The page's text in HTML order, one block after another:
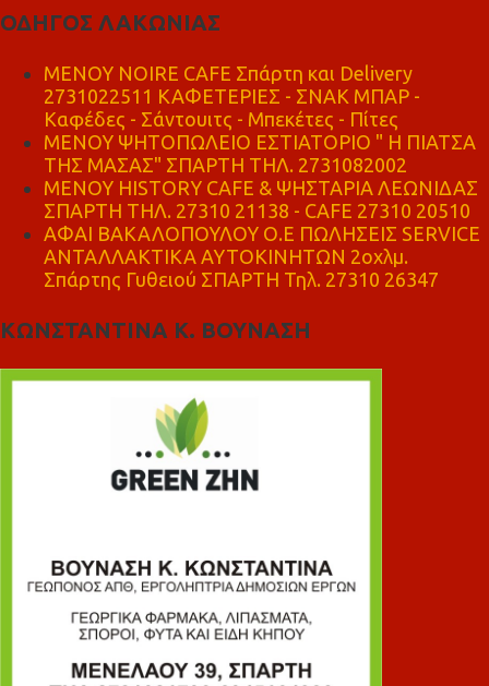
ΟΔΗΓΟΣ ΛΑΚΩΝΙΑΣ
MENOY NOIRE CAFE Σπάρτη και Delivery
2731022511 ΚΑΦΕΤΕΡΙΕΣ - ΣΝΑΚ ΜΠΑΡ -
Καφέδες - Σάντουιτς - Μπεκέτες - Πίτες
ΜΕΝΟΥ ΨΗΤΟΠΩΛΕΙΟ ΕΣΤΙΑΤΟΡΙΟ " Η ΠΙΑΤΣΑ
ΤΗΣ ΜΑΣΑΣ" ΣΠΑΡΤΗ ΤΗΛ. 2731082002
ΜΕΝΟΥ HISTORY CAFE & ΨΗΣΤΑΡΙΑ ΛΕΩΝΙΔΑΣ
ΣΠΑΡΤΗ ΤΗΛ. 27310 21138 - CAFE 27310 20510
ΑΦΑΙ ΒΑΚΑΛΟΠΟΥΛΟΥ Ο.Ε ΠΩΛΗΣΕΙΣ SERVICE
ΑΝΤΑΛΛΑΚΤΙΚΑ ΑΥΤΟΚΙΝΗΤΩΝ 2οχλμ.
Σπάρτης Γυθειού ΣΠΑΡΤΗ Τηλ. 27310 26347
ΚΩΝΣΤΑΝΤΙΝΑ Κ. ΒΟΥΝΑΣΗ